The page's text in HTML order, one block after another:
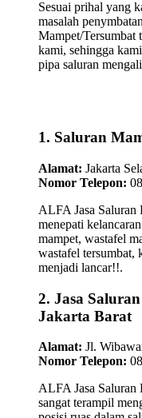
Sesuai prihal yang
masalah
Mampet/Tersumbat
kami, sehingga
pipa saluran
1. Saluran
Alamat: Jakarta
Nomor Telepon:
ALFA Jasa Saluran
menepati
mampet, wastafel
wastafel tersumbat,
menjadi lancar!!.
2. Jasa
Jakarta Barat
Alamat: Jl.
Nomor Telepon:
ALFA Jasa Saluran
sangat terampil